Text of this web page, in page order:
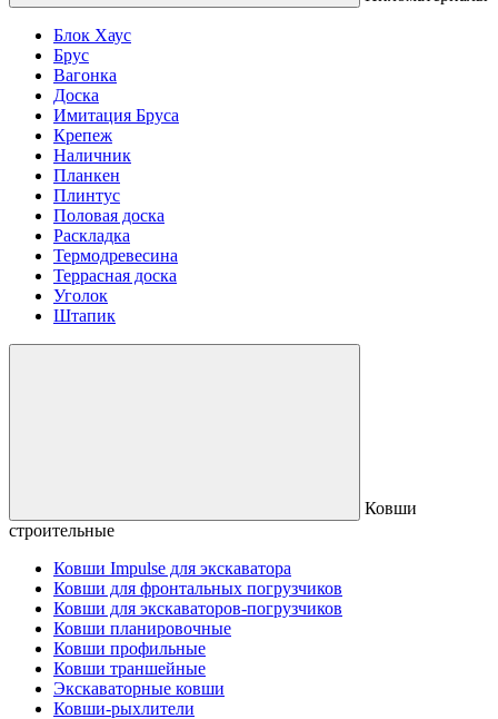
Блок Хаус
Брус
Вагонка
Доска
Имитация Бруса
Крепеж
Наличник
Планкен
Плинтус
Половая доска
Раскладка
Термодревесина
Террасная доска
Уголок
Штапик
Ковши
строительные
Ковши Impulse для экскаватора
Ковши для фронтальных погрузчиков
Ковши для экскаваторов-погрузчиков
Ковши планировочные
Ковши профильные
Ковши траншейные
Экскаваторные ковши
Ковши-рыхлители